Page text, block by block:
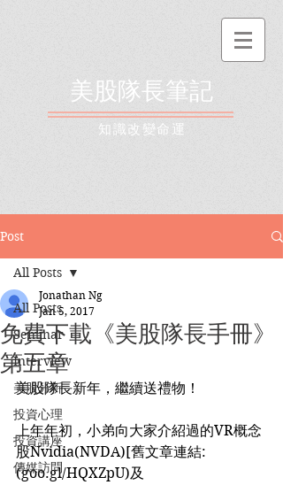
美股隊長筆記
​知識改變命運
Post
All Posts
Seminar
Interview
美股分析
投資心理
投資講座
傳媒訪問
All Posts
免費下載《美股隊長手冊》
第五章
Jonathan Ng
Jan 5, 2017
美股隊長新年，繼續送禮物！
上年年初，小弟向大家介紹過的VR概念
股Nvidia(NVDA)[舊文章連結:
(goo.gl/HQXZpU)及